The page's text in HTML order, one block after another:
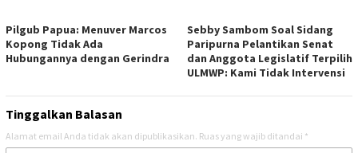
Pilgub Papua: Menuver Marcos
Kopong Tidak Ada
Hubungannya dengan Gerindra
Sebby Sambom Soal Sidang
Paripurna Pelantikan Senat
dan Anggota Legislatif Terpilih
ULMWP: Kami Tidak Intervensi
Tinggalkan Balasan
Alamat email Anda tidak akan dipublikasikan. Ruas yang wajib ditandai *